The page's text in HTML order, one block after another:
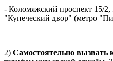
- Коломяжский проспект 15/
"Купеческий двор" (метро
2) Самостоятельно вызвать